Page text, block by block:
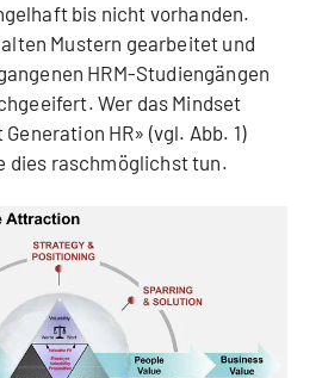
bis nicht vorhanden.
Mustern gearbeitet und
HRM-Studiengängen
Wer das Mindset
HR» (vgl. Abb. 1)
dies raschmöglichst tun.